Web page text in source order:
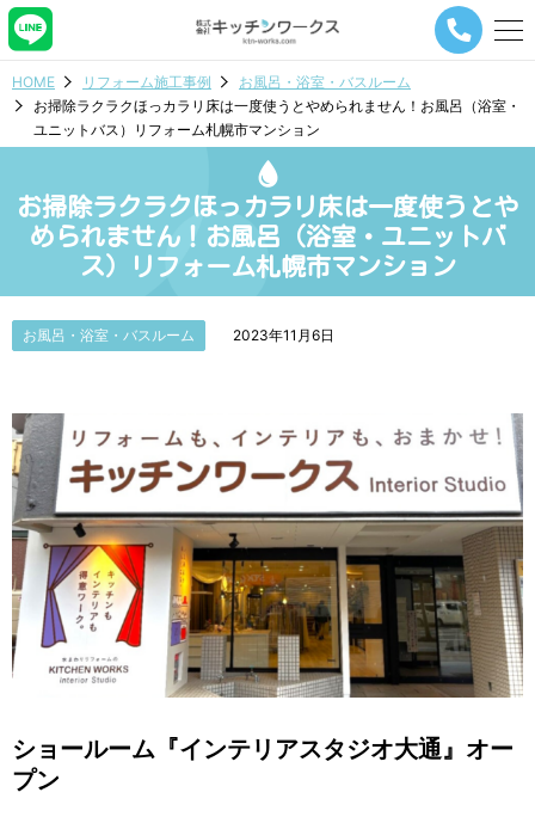
メ
ー
ビ
シ
タ
HOME リフォーム施工事例
お風呂・浴室・バスルーム
お掃除ラクラクほっカラリ床は一度使うとやめられません！お風呂（浴室・
ユニットバス）リフォーム札幌市マンション
お掃除ラクラクほっカラリ床は一度使うとや
められません！お風呂（浴室・ユニットバ
ス）リフォーム札幌市マンション
お風呂・浴室・バスルーム 2023年11月6日
ショールーム『インテリアスタジオ大通』オー
プン